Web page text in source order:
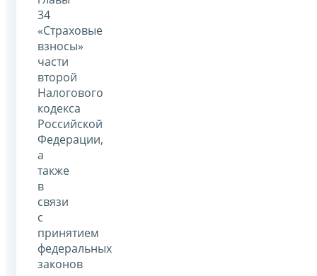
34
«Страховые
взносы»
части
второй
Налогового
кодекса
Российской
Федерации,
а
также
в
связи
с
принятием
федеральных
законов